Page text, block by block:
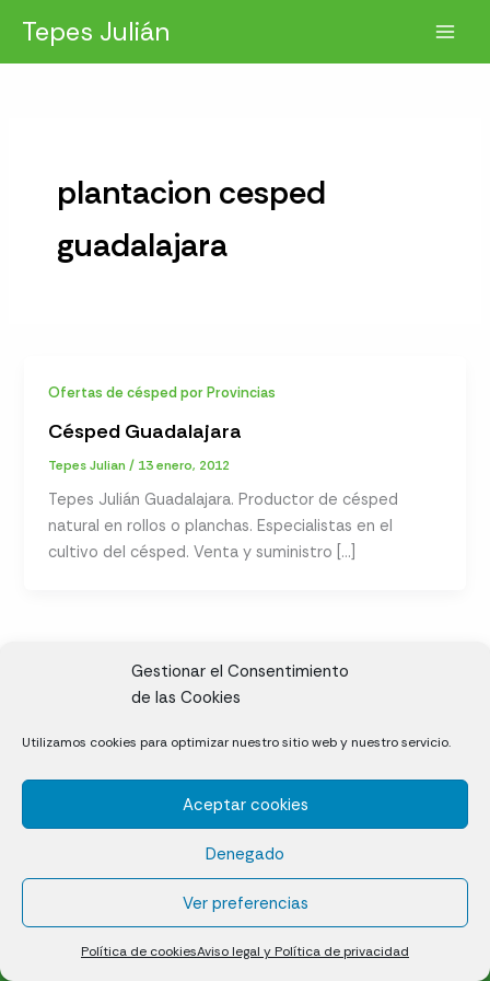
Gestionar el Consentimiento
de las Cookies
Utilizamos cookies para optimizar nuestro sitio web y nuestro servicio.
Aceptar cookies
Denegado
Ver preferencias
Política de cookiesAviso legal y Política de privacidad
contenido
Tepes Julián
plantacion cesped
guadalajara
Ofertas de césped por Provincias
Césped Guadalajara
Tepes Julian/ 13 enero, 2012
Tepes Julián Guadalajara. Productor de césped
natural en rollos o planchas. Especialistas en el
cultivo del césped. Venta y suministro […]
Cáceres
Césped natural en tepes
Política de cookies (UE)
Aviso legal y Política de privacidad
¿Quiénes somos?
Contacto